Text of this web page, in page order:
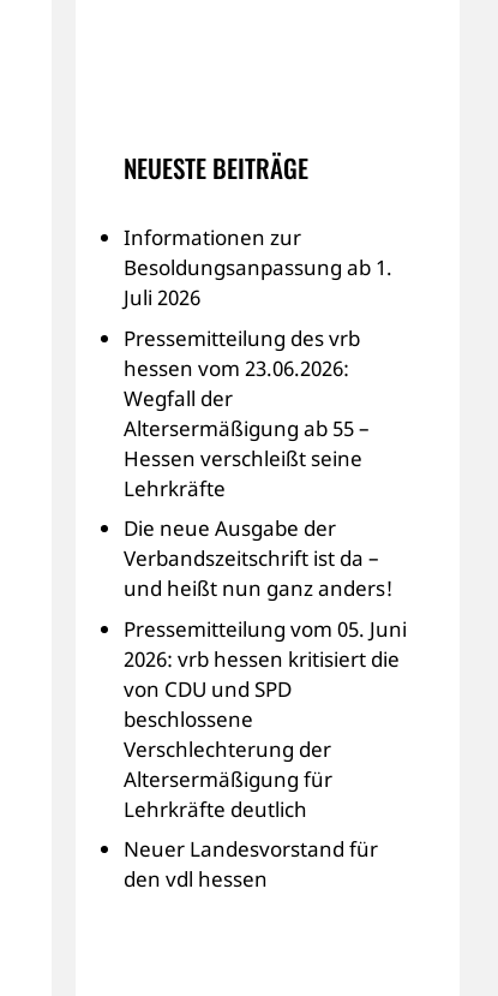
NEUESTE BEITRÄGE
Informationen zur
Besoldungsanpassung ab 1.
Juli 2026
Pressemitteilung des vrb
hessen vom 23.06.2026:
Wegfall der
Altersermäßigung ab 55 –
Hessen verschleißt seine
Lehrkräfte
Die neue Ausgabe der
Verbandszeitschrift ist da –
und heißt nun ganz anders!
Pressemitteilung vom 05. Juni
2026: vrb hessen kritisiert die
von CDU und SPD
beschlossene
Verschlechterung der
Altersermäßigung für
Lehrkräfte deutlich
Neuer Landesvorstand für
den vdl hessen